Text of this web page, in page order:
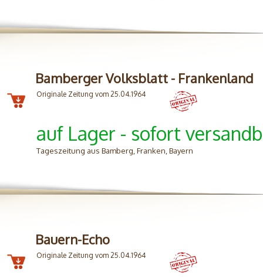
Bamberger Volksblatt - Frankenland
Originale Zeitung vom 25.04.1964
auf Lager - sofort
Tageszeitung aus Bamberg, Franken, Bayern
Bauern-Echo
Originale Zeitung vom 25.04.1964